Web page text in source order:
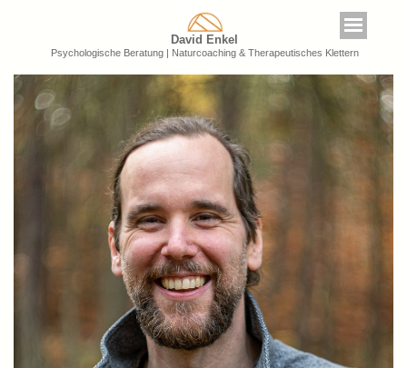
Psychologische Beratung | Naturcoaching & Therapeutisches Klettern
David Enkel